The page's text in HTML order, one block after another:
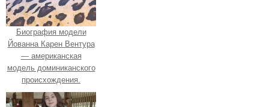
Биография модели
Йованна Карен Вентура
— американская
модель доминиканского
происхождения.